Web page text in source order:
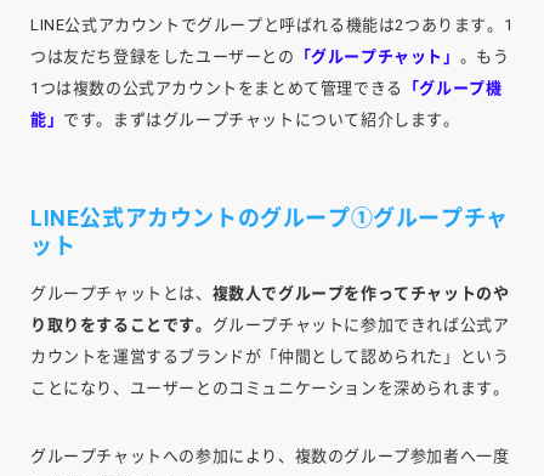
LINE公式アカウントでグループと呼ばれる機能は2つあります。1
つは友だち登録をしたユーザーとの
「グループチャット」 。もう
1つは複数の公式アカウントをまとめて管理できる
「グループ機
能」 です。まずはグループチャットについて紹介します。
LINE公式アカウントのグループ①グループチャ
ット
グループチャットとは、 複数人でグループを作ってチャットのや
り取りをすることです。 グループチャットに参加できれば公式ア
カウントを運営するブランドが「仲間として認められた」という
ことになり、ユーザーとのコミュニケーションを深められます。
グループチャットへの参加により、複数のグループ参加者へ一度